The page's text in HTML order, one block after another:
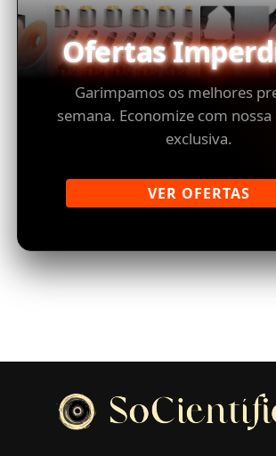
Ofertas
Garimpamos os melhores
semana. Economize com
exclusiva.
VER OFERTAS